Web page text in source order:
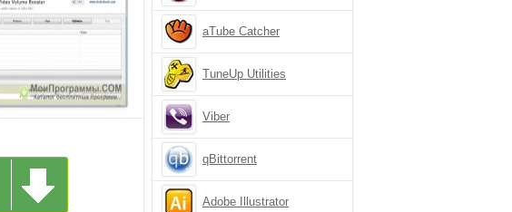
aTube Catcher
TuneUp Utilities
Viber
qBittorrent
Adobe Illustrator